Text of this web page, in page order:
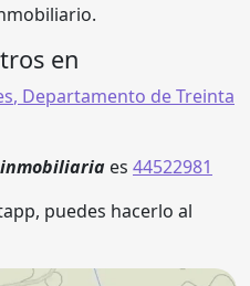
en
, Departamento de Treinta
es 44522981
puedes hacerlo al